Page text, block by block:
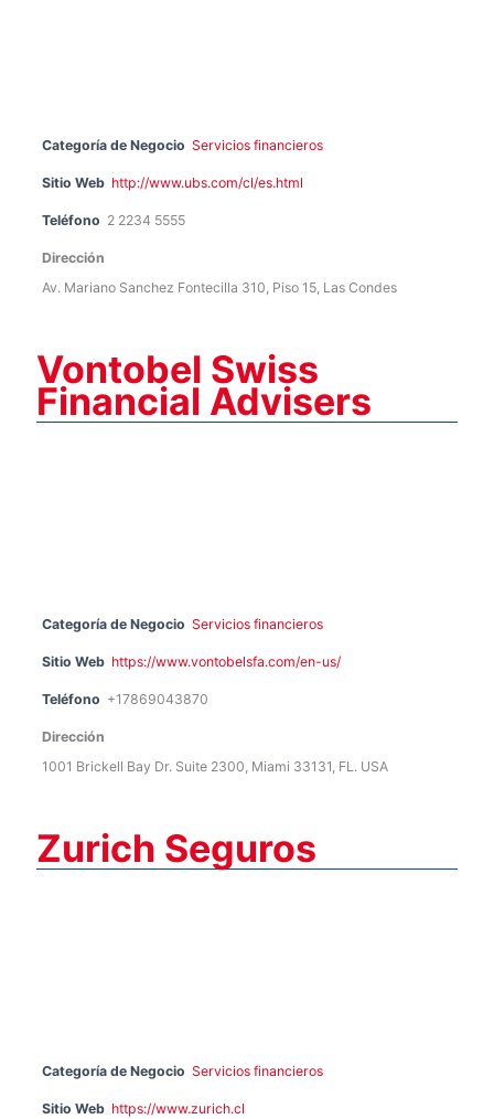
Categoría de Negocio Servicios financieros
Sitio Web http://www.ubs.com/cl/es.html
Teléfono 2 2234 5555
Dirección
Av. Mariano Sanchez Fontecilla 310, Piso 15, Las Condes
Vontobel Swiss
Financial Advisers
Categoría de Negocio Servicios financieros
Sitio Web https://www.vontobelsfa.com/en-us/
Teléfono +17869043870
Dirección
1001 Brickell Bay Dr. Suite 2300, Miami 33131, FL. USA
Zurich Seguros
Categoría de Negocio Servicios financieros
Sitio Web https://www.zurich.cl